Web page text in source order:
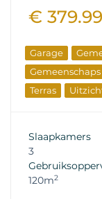
€
Garage
Gemeenschaps
Terras
Slaapkamers
3
120m2